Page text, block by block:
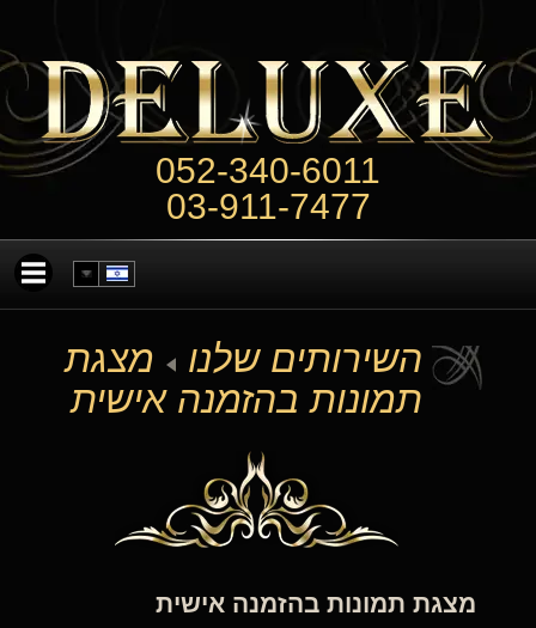
052-340-6011
03-911-7477
השירותים שלנו
מצגת
תמונות בהזמנה אישית
מצגת תמונות בהזמנה אישית